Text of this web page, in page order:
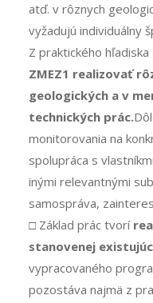
atď. v rôznych
vyžadujú individuálny
Z praktického hľadiska
ZMEZ1 realizovať
geologických a v
technických prác.
monitorovania na
spolupráca s
inými relevantnými
samospráva,
□ Základ prác tvorí
stanovenej
vypracovaného
pozostáva najmä z